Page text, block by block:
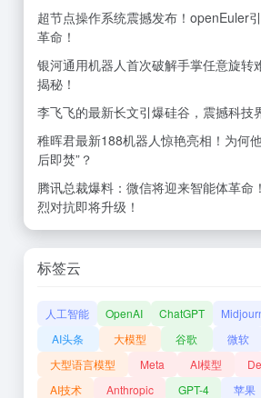
超节点操作系统震撼发布！openEuler
革命！
银河通用机器人首次破解手掌任意旋转
揭秘！
李飞飞的最新长文引爆硅谷，震撼科技
稚晖君最新188机器人惊艳亮相！为何
后即焚”？
腾讯总裁爆料：微信将迎来智能体革命
烈对抗即将升级！
标签云
人工智能 OpenAI ChatGPT
AI头条
大模型 谷歌 微软
大型语言模型
Meta AI模型
AI技术
Anthropic GPT-4 苹果